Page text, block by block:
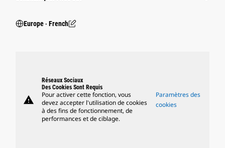
Europe ‧ French
warning
Réseaux Sociaux
Des Cookies Sont Requis
Pour activer cette fonction, vous
devez accepter l'utilisation de cookies
à des fins de fonctionnement, de
performances et de ciblage.
Paramètres des
cookies